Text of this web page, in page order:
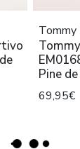
Pine
69,95€